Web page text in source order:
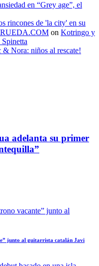
en “Grey age”, el
rincones de 'la city' en su
on Kotringo y
& Nora: niños al rescate!
adelanta su primer
junto al guitarrista catalán Javi